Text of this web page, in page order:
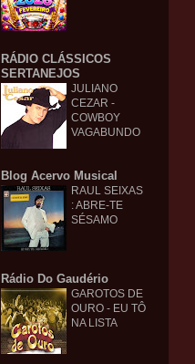
RÁDIO CLÁSSICOS
SERTANEJOS
JULIANO
CEZAR -
COWBOY
VAGABUNDO
Blog Acervo Musical
RAUL SEIXAS
: ABRE-TE
SÉSAMO
Rádio Do Gaudério
GAROTOS DE
OURO - EU TÔ
NA LISTA